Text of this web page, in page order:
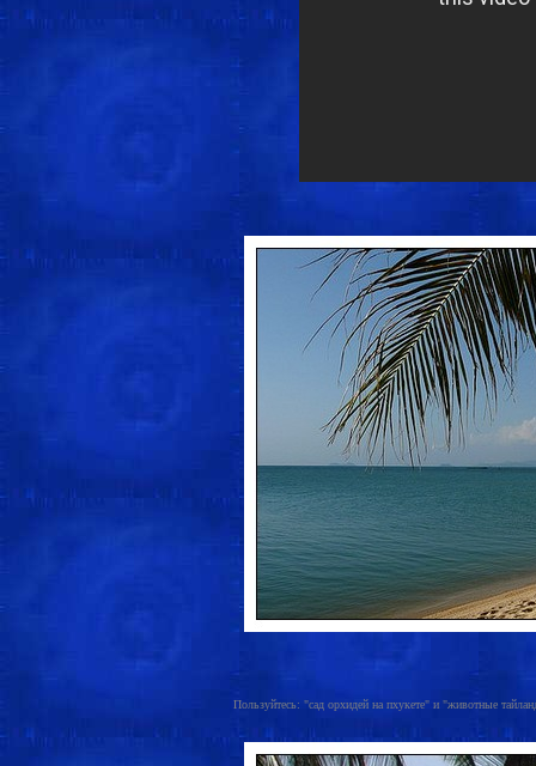
Пользуйтесь: "сад орхидей на пхукете" и "животные